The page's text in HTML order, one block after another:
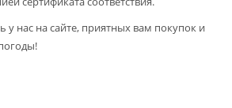
у нас на сайте, приятных вам покупок и